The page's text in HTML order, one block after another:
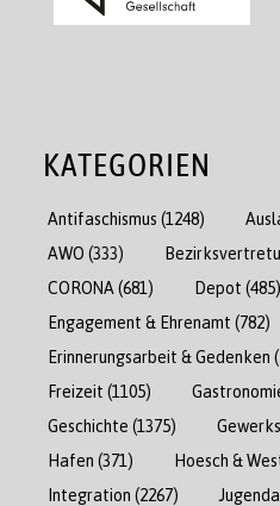
KATEGORIEN
Antifaschismus (1248)
AWO (333)
CORONA (681) Depot (485)
Engagement & Ehrenamt (782)
Erinnerungsarbeit & Gedenken
Freizeit (1105)
Geschichte (1375)
Hafen (371) Hoesch &
Integration (2267)